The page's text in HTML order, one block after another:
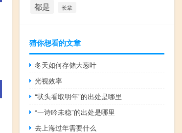
都是 长辈
猜你想看的文章
冬天如何存储大葱叶
光视效率
“状头看取明年”的出处是哪里
“一诗吟未稳”的出处是哪里
去上海过年需要什么